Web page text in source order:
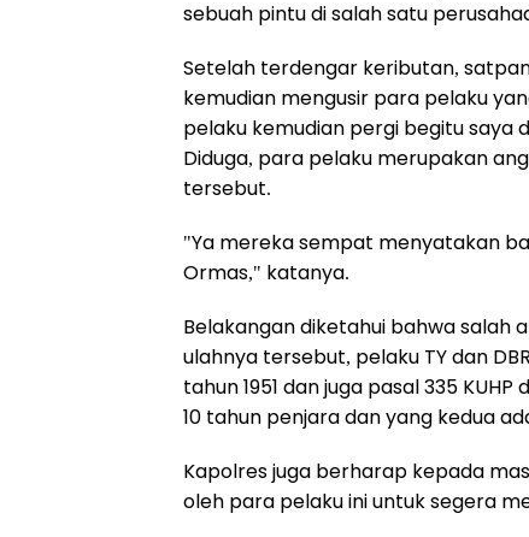
sebuah pintu di salah satu
Setelah terdengar keributan,
kemudian mengusir para pelaku
pelaku kemudian pergi begitu saya
Diduga, para pelaku merupakan
tersebut.
"Ya mereka sempat menyatakan
Ormas," katanya.
Belakangan diketahui bahwa salah
ulahnya tersebut, pelaku TY dan
tahun 1951 dan juga pasal 335
10 tahun penjara dan yang kedua
Kapolres juga berharap kepada
oleh para pelaku ini untuk segera